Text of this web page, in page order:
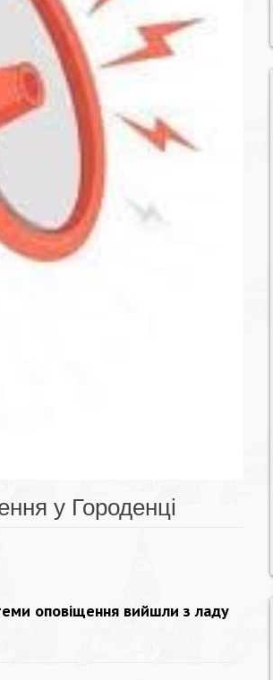
у Городенці
оповіщення вийшли з ладу